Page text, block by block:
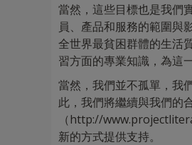
當然，這些目標也是我們
員、產品和服務的範圍與
全世界最貧困群體的生活
習方面的專業知識，為這
當然，我們並不孤單，我
此，我們將繼續與我們的
（http://
新的方式提供支持。